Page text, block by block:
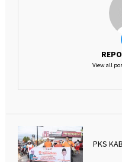
View all
PKS